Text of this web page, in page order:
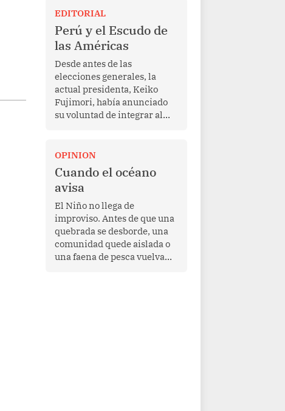
EDITORIAL
Perú y el Escudo de
las Américas
Desde antes de las
elecciones generales, la
actual presidenta, Keiko
Fujimori, había anunciado
su voluntad de integrar al
en marzo de este año por el
mandatario estadounidense
Donald Trump, con el fin de
enfrentar al crimen
transnacional organizado y
al tráfico de drogas.
OPINION
Cuando el océano
avisa
El Niño no llega de
improviso. Antes de que una
quebrada se desborde, una
comunidad quede aislada o
una faena de pesca vuelva